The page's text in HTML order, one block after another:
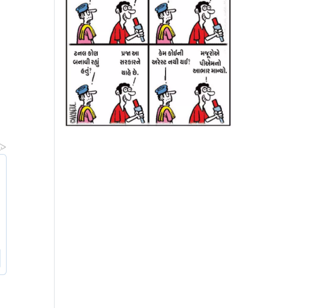
અબ્દુલ્લા શફીક અને
સાજિદ ખાને પાકિસ્તાનને
કમબૅક કરાવ્યું